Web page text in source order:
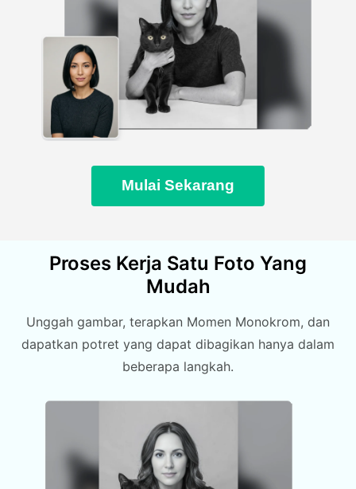
Mulai Sekarang
Proses Kerja Satu Foto Yang
Mudah
Unggah gambar, terapkan Momen Monokrom, dan
dapatkan potret yang dapat dibagikan hanya dalam
beberapa langkah.